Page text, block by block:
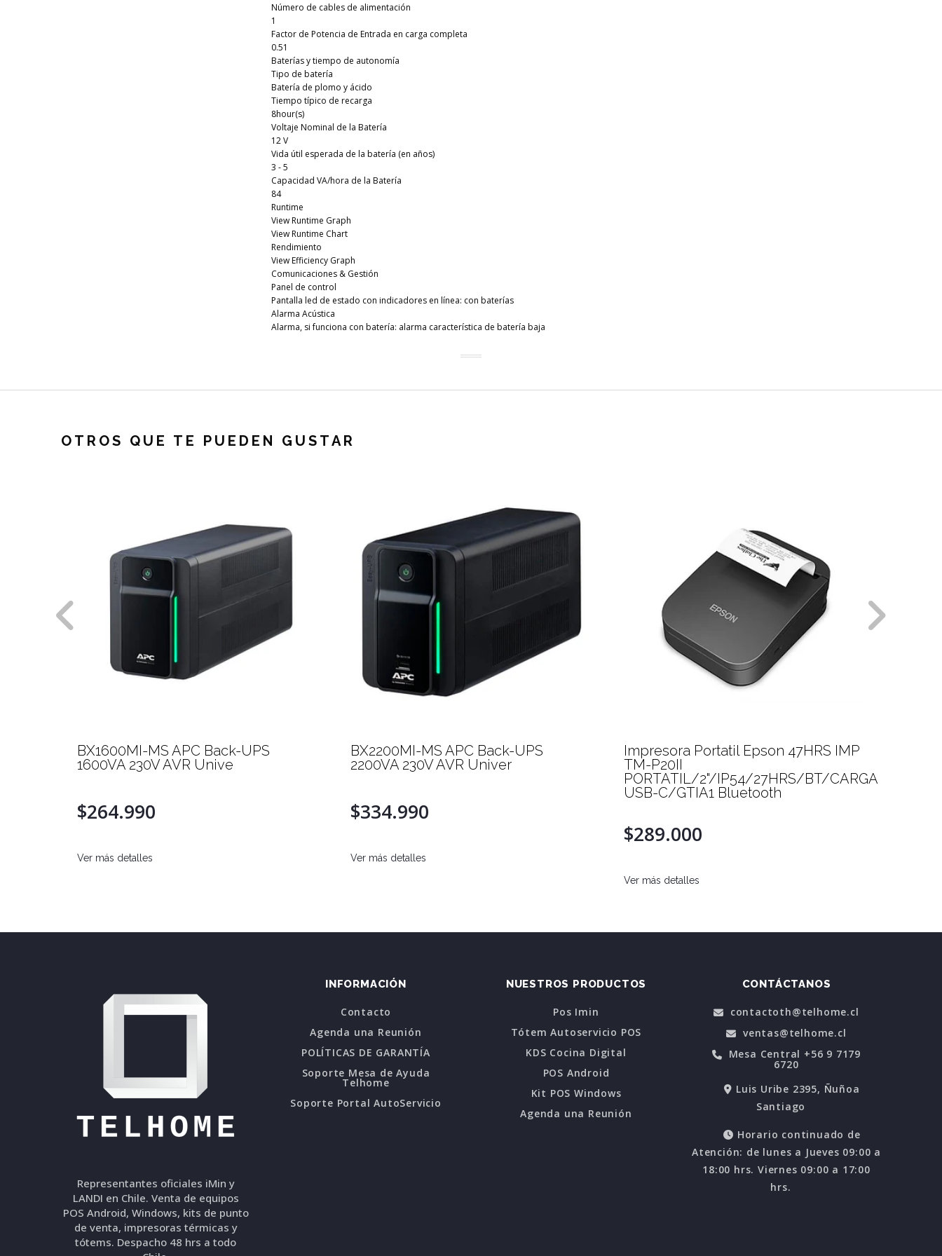
Número de cables de alimentación
1
Factor de Potencia de Entrada en carga completa
0.51
Baterías y tiempo de autonomía
Tipo de batería
Batería de plomo y ácido
Tiempo típico de recarga
8hour(s)
Voltaje Nominal de la Batería
12 V
Vida útil esperada de la batería (en años)
3 - 5
Capacidad VA/hora de la Batería
84
Runtime
View Runtime Graph
View Runtime Chart
Rendimiento
View Efficiency Graph
Comunicaciones & Gestión
Panel de control
Pantalla led de estado con indicadores en línea: con baterías
Alarma Acústica
Alarma, si funciona con batería: alarma característica de batería baja
OTROS QUE TE PUEDEN GUSTAR
BX1600MI-MS APC Back-UPS
1600VA 230V AVR Unive
$264.990
Ver más detalles
BX2200MI-MS APC Back-UPS
2200VA 230V AVR Univer
$334.990
Ver más detalles
Impresora Portatil Epson 47HRS IMP
TM-P20II
PORTATIL/2"/IP54/27HRS/BT/CARGA
USB-C/GTIA1 Bluetooth
$289.000
Ver más detalles
Representantes oficiales iMin y
LANDI en Chile. Venta de equipos
POS Android, Windows, kits de punto
de venta, impresoras térmicas y
tótems. Despacho 48 hrs a todo
INFORMACIÓN
Contacto
Agenda una Reunión
POLÍTICAS DE GARANTÍA
Soporte Mesa de Ayuda
Telhome
Soporte Portal AutoServicio
NUESTROS PRODUCTOS
Pos Imin
Tótem Autoservicio POS
KDS Cocina Digital
POS Android
Kit POS Windows
Agenda una Reunión
CONTÁCTANOS
contactoth@telhome.cl
ventas@telhome.cl
Mesa Central +56 9 7179
6720
Luis Uribe 2395, Ñuñoa
Santiago
Horario continuado de
Atención: de lunes a Jueves 09:00 a
18:00 hrs. Viernes 09:00 a 17:00
hrs.